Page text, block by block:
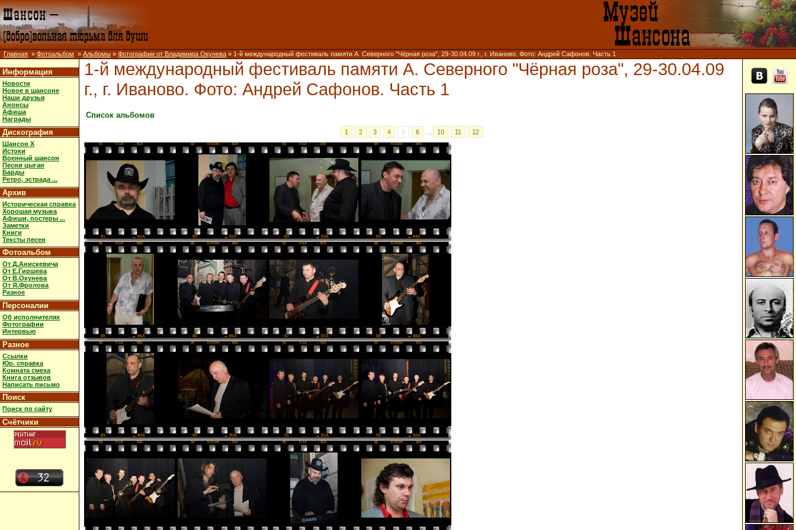
Главная » Фотоальбом » Альбомы » Фотографии от Владимира Окунева » 1-й международный фестиваль памяти А. Северного "Чёрная роза", 29-30.04.09 г., г. Иваново. Фото: Андрей Сафонов. Часть 1
Информация
Новости
Новое в шансоне
Наши друзья
Анонсы
Афиша
Награды
Дискография
Шансон X
Истоки
Военный шансон
Песни цыган
Барды
Ретро, эстрада ...
Архив
Историческая справка
Хорошая музыка
Афиши, постеры ...
Заметки
Книги
Тексты песен
Фотоальбом
От Д.Анискевича
От Е.Гиршева
От В.Окунева
От Я.Фролова
Разное
Персоналии
Об исполнителях
Фотографии
Интервью
Разное
Ссылки
Юр. справка
Комната смеха
Книга отзывов
Написать письмо
Поиск
Поиск по сайту
Счётчики
1-й международный фестиваль памяти А. Северного "Чёрная роза", 29-30.04.09
г., г. Иваново. Фото: Андрей Сафонов. Часть 1
Список альбомов
1 2 3 4 5 6 ... 10 11 12
81 FUJI → 81A 82 KODAK → 82A 83 FUJI → 83A 84 KODAK → 84A
81 → 81A 82 → 82A 83 → 83A 84 → 84A
85 FUJI → 85A 86 KODAK → 86A 87 FUJI → 87A 88 KODAK → 88A
85 → 85A 86 → 86A 87 → 87A 88 → 88A
89 FUJI → 89A 90 KODAK → 90A 91 FUJI → 91A 92 KODAK → 92A
89 → 89A 90 → 90A 91 → 91A 92 → 92A
93 FUJI → 93A 94 KODAK → 94A 95 FUJI → 95A 96 KODAK → 96A